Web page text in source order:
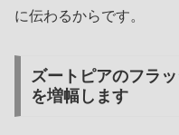
に伝わるからです。
ズートピアのフラ
を増幅します